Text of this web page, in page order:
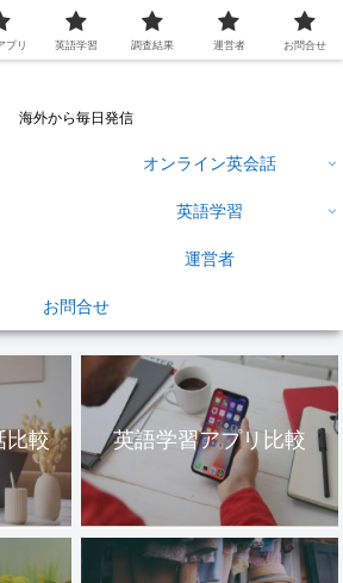
英語学習ひろば
海外から毎日発信
オンライン英会話
英語学習
運営者
お問合せ
比較 英語学習アプリ比較
プリ 英語学習 調査結果 運営者 お問合せ